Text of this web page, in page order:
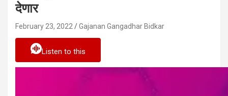
देणार
February 23, 2022 Gajanan Gangadhar Bidkar
Listen to this